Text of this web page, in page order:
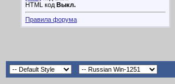
HTML код Выкл.
Правила форума